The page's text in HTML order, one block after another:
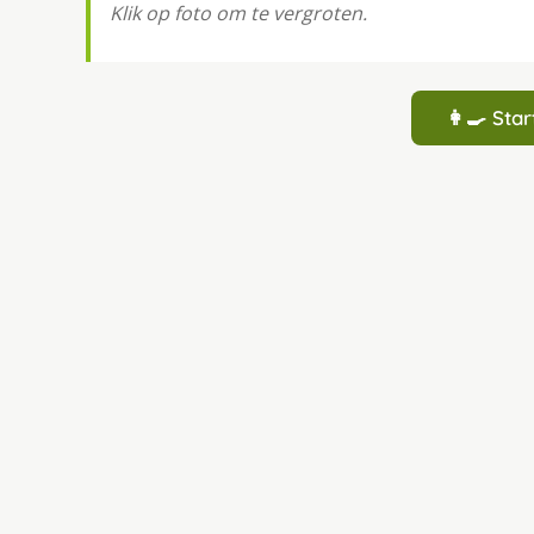
Klik op foto om te vergroten.
👩‍🍳